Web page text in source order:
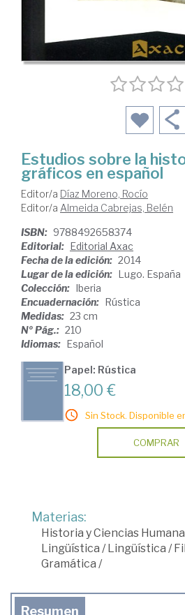
Estudios sobre la
gráficos en español
Editor/a Díaz Moreno, Rocío
Editor/a Almeida Cabrejas, Belén
ISBN: 9788492658374
Editorial: Editorial Axac
Fecha de la edición: 2014
Lugar de la edición: Lugo. España
Colección: Iberia
Encuadernación: Rústica
Medidas: 23 cm
Nº Pág.: 210
Idiomas: Español
Papel: Rústica
18,00 €
Sin Stock. Disponible
COMPRAR
Materias:
Historia y Ciencias
Lingüística / Lingüística /
Gramática /
Resumen